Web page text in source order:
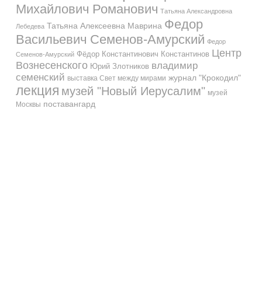
Михайлович Романович Татьяна Александровна
Лебедева Татьяна Алексеевна Маврина Федор
Васильевич Семенов-Амурский Федор
Семенов-Амурский Фёдор Константинович Константинов Центр
Вознесенского Юрий Злотников владимир
семенский выставка Свет между мирами журнал "Крокодил"
лекция музей "Новый Иерусалим" музей
Москвы поставангард